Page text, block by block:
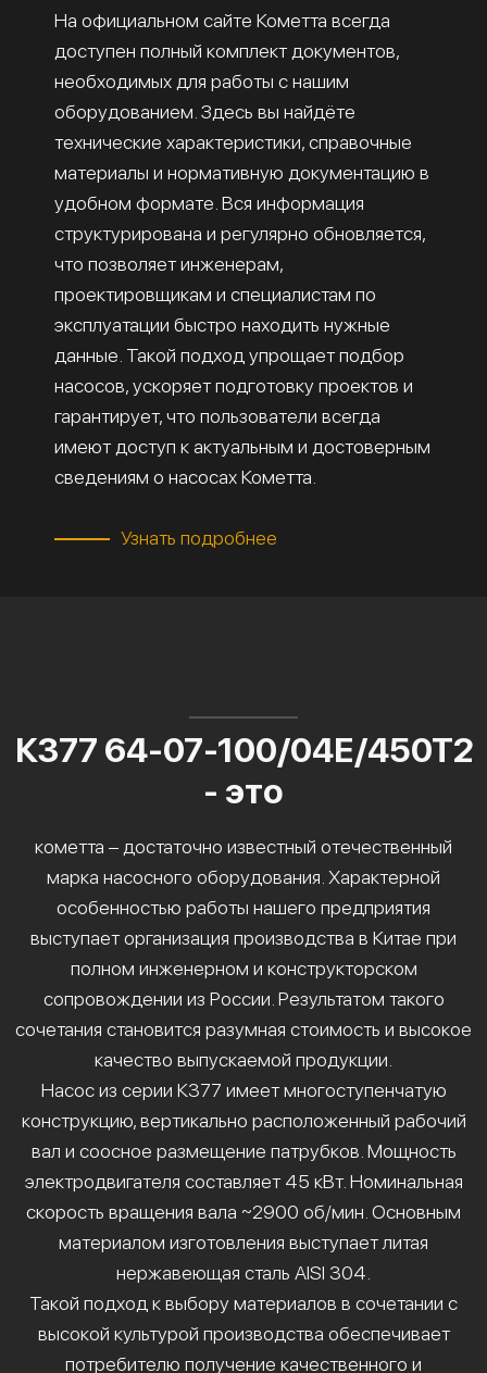
На официальном сайте Кометта всегда
доступен полный комплект документов,
необходимых для работы с нашим
оборудованием. Здесь вы найдёте
технические характеристики, справочные
материалы и нормативную документацию в
удобном формате. Вся информация
структурирована и регулярно обновляется,
что позволяет инженерам,
проектировщикам и специалистам по
эксплуатации быстро находить нужные
данные. Такой подход упрощает подбор
насосов, ускоряет подготовку проектов и
гарантирует, что пользователи всегда
имеют доступ к актуальным и достоверным
сведениям о насосах Кометта.
Узнать подробнее
К377 64-07-100/04Е/450Т2
- это
кометта – достаточно известный отечественный
марка насосного оборудования. Характерной
особенностью работы нашего предприятия
выступает организация производства в Китае при
полном инженерном и конструкторском
сопровождении из России. Результатом такого
сочетания становится разумная стоимость и высокое
качество выпускаемой продукции.
Насос из серии К377 имеет многоступенчатую
конструкцию, вертикально расположенный рабочий
вал и соосное размещение патрубков. Мощность
электродвигателя составляет 45 кВт. Номинальная
скорость вращения вала ~2900 об/мин. Основным
материалом изготовления выступает литая
нержавеющая сталь AISI 304.
Такой подход к выбору материалов в сочетании с
высокой культурой производства обеспечивает
потребителю получение качественного и